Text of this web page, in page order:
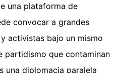
una plataforma de
convocar a grandes
activistas bajo un mismo
partidismo que contaminan
una diplomacia paralela